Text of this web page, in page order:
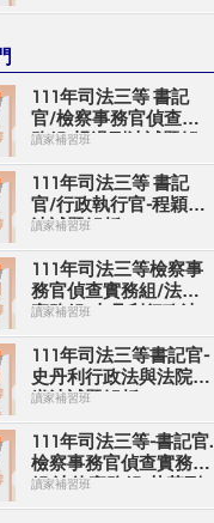
析
111年司法三等 書記
官/檢察事務官偵查實
務組-楊過刑法試題解
析
讀家補習班
111年司法三等 書記
官/行政執行官-程穎民
法試題解析
讀家補習班
111年司法三等檢察事
務官偵查實務組/法律
實務組-史丹利行政法
試題解析
讀家補習班
111年司法三等書記官-
史丹利行政法與法院組
織法試題解析
讀家補習班
111年司法三等-書記官.
檢察事務官偵查實務
組.法律實務組-艾莉刑
法
讀家補習班